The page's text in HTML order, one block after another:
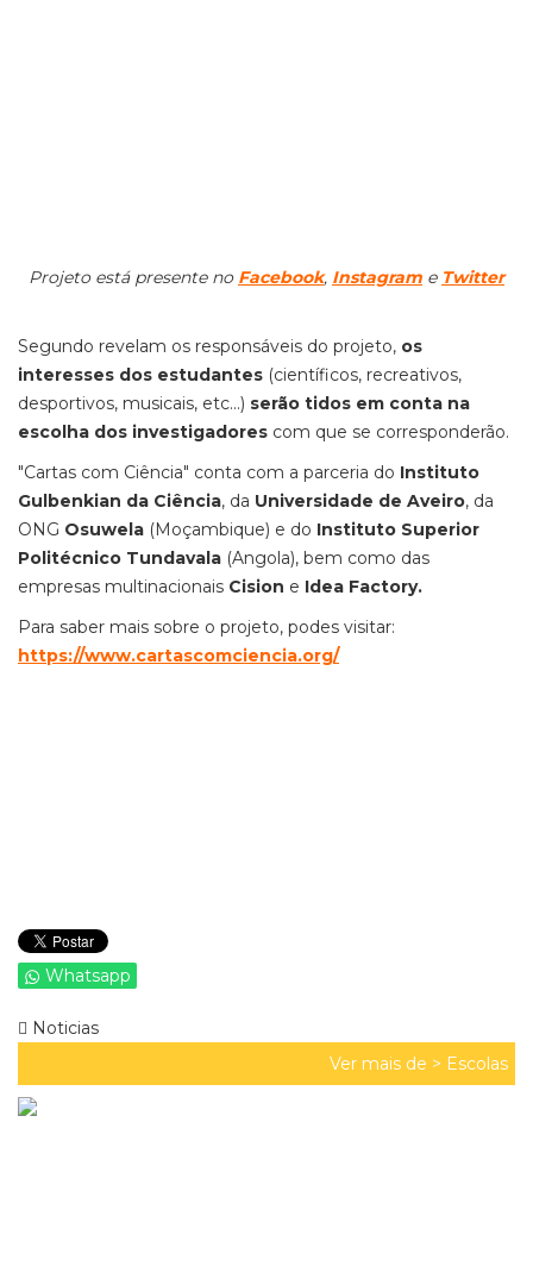
Projeto está presente no Facebook, Instagram e Twitter
Segundo revelam os responsáveis do projeto, os
interesses dos estudantes (científicos, recreativos,
desportivos, musicais, etc...) serão tidos em conta na
escolha dos investigadores com que se corresponderão.
"Cartas com Ciência" conta com a parceria do Instituto
Gulbenkian da Ciência, da Universidade de Aveiro, da
ONG Osuwela (Moçambique) e do Instituto Superior
Politécnico Tundavala (Angola), bem como das
empresas multinacionais Cision e Idea Factory.
Para saber mais sobre o projeto, podes visitar:
https://www.cartascomciencia.org/
Whatsapp
Noticias
Ver mais de > Escolas